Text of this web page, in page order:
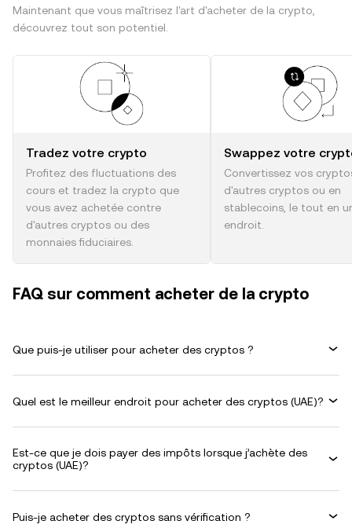
Maintenant que vous maîtrisez l'art d'acheter de la crypto,
découvrez tout son potentiel.
Tradez votre crypto
Profitez des fluctuations des
cours et tradez la crypto que
vous avez achetée contre
d'autres cryptos ou des
monnaies fiduciaires.
Swappez votre
Convertissez vos
d'autres cryptos ou en
stablecoins, le tout en
endroit.
FAQ sur comment acheter de la crypto
Que puis-je utiliser pour acheter des cryptos ?
Quel est le meilleur endroit pour acheter des cryptos (UAE)?
Est-ce que je dois payer des impôts lorsque j’achète des
cryptos (UAE)?
Puis-je acheter des cryptos sans vérification ?